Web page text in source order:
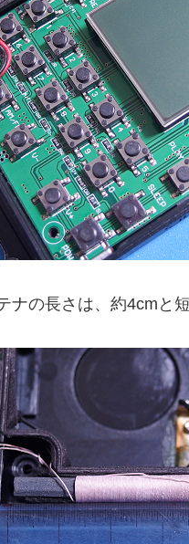
ナの長さは、約4cmと